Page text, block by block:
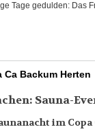
Tage gedulden: Das
Ca Backum Herten
Sauna-
im